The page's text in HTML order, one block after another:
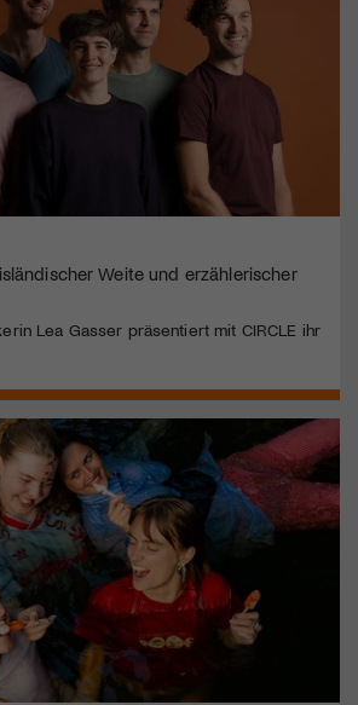
Weite und erzählerischer
Lea Gasser präsentiert mit CIRCLE ihr